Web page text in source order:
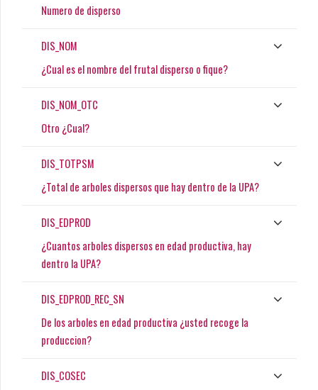
Numero de disperso
DIS_NOM
¿Cual es el nombre del frutal disperso o fique?
DIS_NOM_OTC
Otro ¿Cual?
DIS_TOTPSM
¿Total de arboles dispersos que hay dentro de la UPA?
DIS_EDPROD
¿Cuantos arboles dispersos en edad productiva, hay
dentro la UPA?
DIS_EDPROD_REC_SN
De los arboles en edad productiva ¿usted recoge la
produccion?
DIS_COSEC